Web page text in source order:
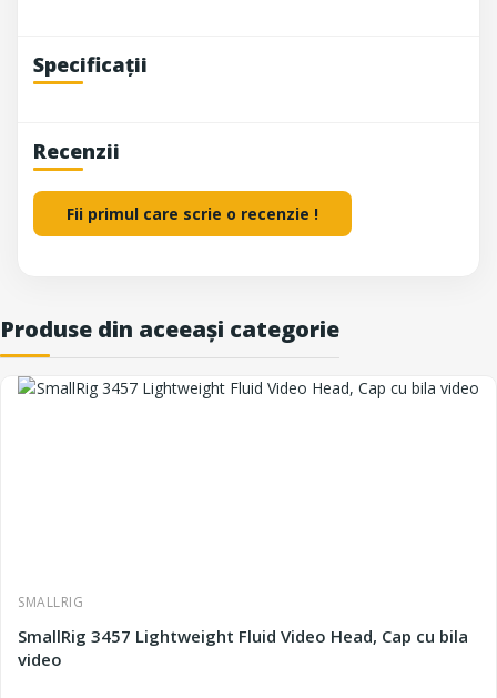
Specificații
Recenzii
Fii primul care scrie o recenzie !
Produse din aceeași categorie
SMALLRIG
SmallRig 3457 Lightweight Fluid Video Head, Cap cu bila
video